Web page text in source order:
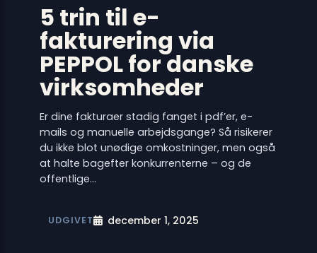
5 trin til e-
fakturering via
PEPPOL for danske
virksomheder
Er dine fakturaer stadig fanget i pdf’er, e-
mails og manuelle arbejdsgange? Så risikerer
du ikke blot unødige omkostninger, men også
at halte bagefter konkurrenterne – og de
offentlige…
UDGIVET december 1, 2025